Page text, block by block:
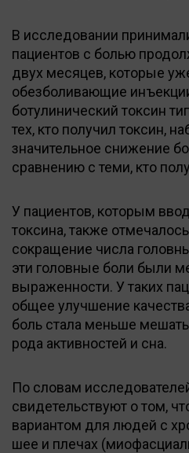
В исследовании
пациентов с болью
двух месяцев, которые
обезболивающие
ботулинический токсин
тех, кто получил токсин,
значительное снижение
сравнению с теми, кто
У пациентов, которым
токсина, также
сокращение числа
эти головные боли были
выраженности. У таких
общее улучшение
боль стала меньше
рода активностей и сна.
По словам
свидетельствуют о том,
вариантом для людей с
шее и плечах